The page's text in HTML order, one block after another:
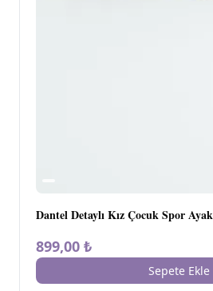
Dantel Detaylı Kız Çocuk Spor
899,00 ₺
Sepete Ekle